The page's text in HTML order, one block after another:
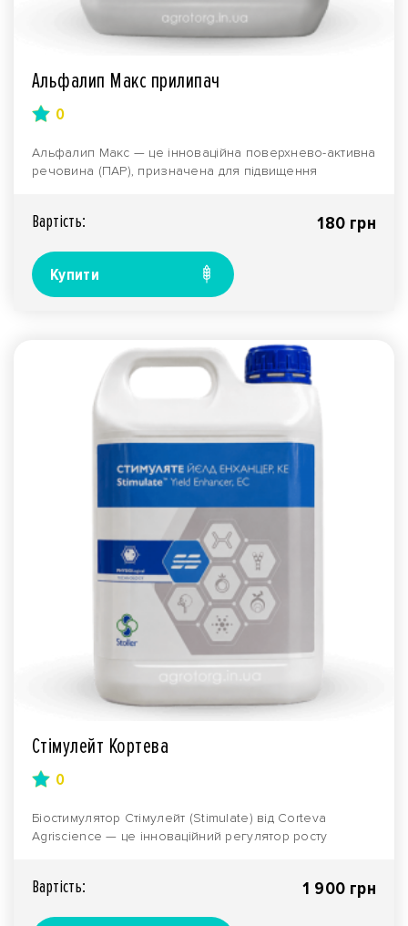
Альфалип Макс прилипач
0
Альфалип Макс — це інноваційна поверхнево-активна
речовина (ПАР), призначена для підвищення
Вартiсть: 180 грн
Купити
Стімулейт Кортева
0
Біостимулятор Стімулейт (Stimulate) від Corteva
Agriscience — це інноваційний регулятор росту
Вартiсть: 1 900 грн